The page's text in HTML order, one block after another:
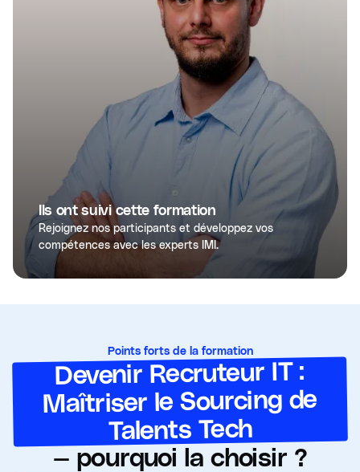
Ils ont suivi cette formation
Rejoignez nos participants et développez vos
compétences avec les experts IMI.
Points forts de la formation
Devenir Recruteur IT :
Maîtriser le Sourcing de
Talents Tech
— pourquoi la choisir ?